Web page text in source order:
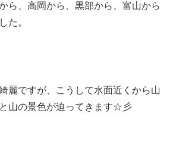
ら、高岡から、黒部から、富山から
た。
麗ですが、こうして水面近くから山
山の景色が迫ってきます☆彡